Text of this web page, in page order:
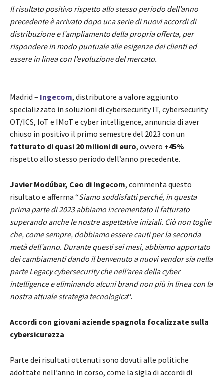
Il risultato positivo rispetto allo stesso periodo dell’anno
precedente è arrivato dopo una serie di nuovi accordi di
distribuzione e l’ampliamento della propria offerta, per
rispondere in modo puntuale alle esigenze dei clienti ed
essere in linea con l’evoluzione del mercato.
Madrid – Ingecom, distributore a valore aggiunto
specializzato in soluzioni di cybersecurity IT, cybersecurity
OT/ICS, IoT e IMoT e cyber intelligence, annuncia di aver
chiuso in positivo il primo semestre del 2023 con un
fatturato di quasi 20 milioni di euro, ovvero +45%
rispetto allo stesso periodo dell’anno precedente.
Javier Modúbar, Ceo di Ingecom, commenta questo
risultato e afferma “Siamo soddisfatti perché, in questa
prima parte di 2023 abbiamo incrementato il fatturato
superando anche le nostre aspettative iniziali. Ciò non toglie
che, come sempre, dobbiamo essere cauti per la seconda
metà dell’anno. Durante questi sei mesi, abbiamo apportato
dei cambiamenti dando il benvenuto a nuovi vendor sia nella
parte Legacy cybersecurity che nell’area della cyber
intelligence e eliminando alcuni brand non più in linea con la
nostra attuale strategia tecnologica“.
Accordi con giovani aziende spagnola focalizzate sulla
cybersicurezza
Parte dei risultati ottenuti sono dovuti alle politiche
adottate nell’anno in corso, come la sigla di accordi di